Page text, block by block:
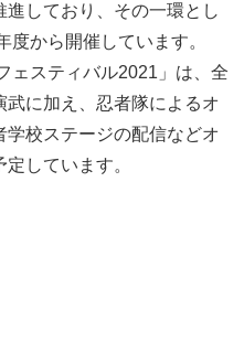
しており、その一環とし
から開催しています。
ェスティバル2021」は、全
武に加え、忍者隊によるオ
学校ステージの配信などオ
しています。